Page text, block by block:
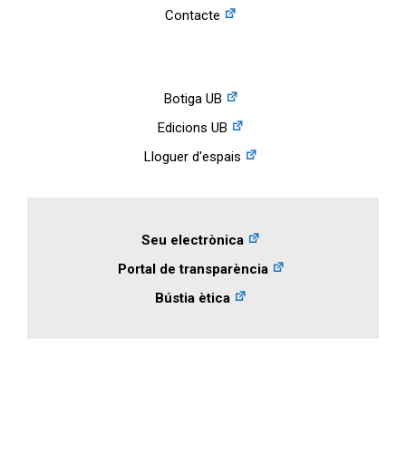
Contacte
Botiga UB
Edicions UB
Lloguer d'espais
Seu electrònica
Portal de transparència
Bústia ètica